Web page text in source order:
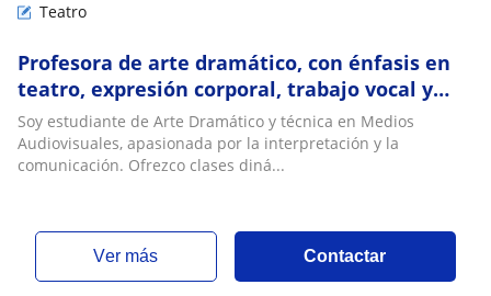
Teatro
Profesora de arte dramático, con énfasis en
teatro, expresión corporal, trabajo vocal y
danzario
Soy estudiante de Arte Dramático y técnica en Medios
Audiovisuales, apasionada por la interpretación y la
comunicación. Ofrezco clases diná...
ver más Contactar